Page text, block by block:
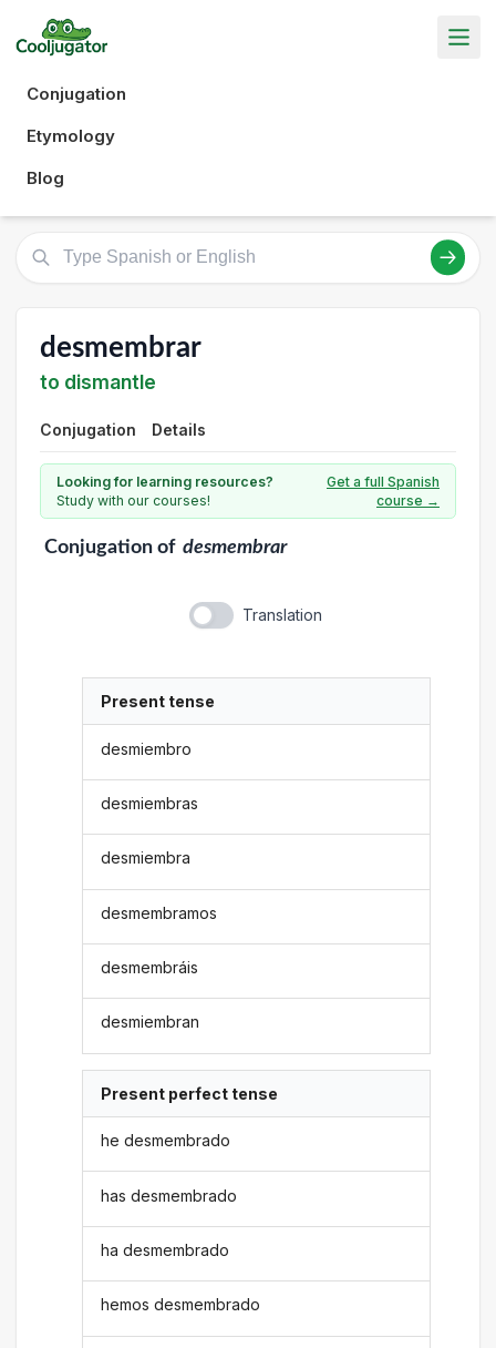
Conjugation
Etymology
Blog
desmembrar
to dismantle
Conjugation Details
Looking for learning resources?
Study with our courses!
Get a full Spanish
course →
Conjugationof desmembrar
Translation
Present tense
desmiembro
desmiembras
desmiembra
desmembramos
desmembráis
desmiembran
Present perfect tense
he desmembrado
has desmembrado
ha desmembrado
hemos desmembrado